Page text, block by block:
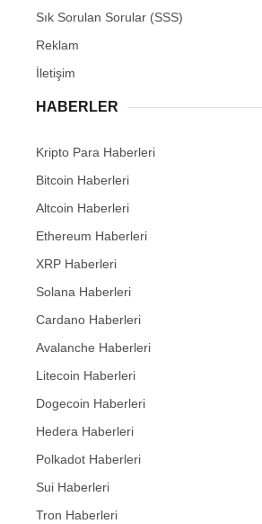
Sık Sorulan Sorular (SSS)
Reklam
İletişim
HABERLER
Kripto Para Haberleri
Bitcoin Haberleri
Altcoin Haberleri
Ethereum Haberleri
XRP Haberleri
Solana Haberleri
Cardano Haberleri
Avalanche Haberleri
Litecoin Haberleri
Dogecoin Haberleri
Hedera Haberleri
Polkadot Haberleri
Sui Haberleri
Tron Haberleri